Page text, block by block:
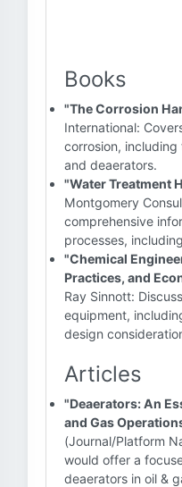
Books
"The Corrosion
International:
corrosion,
and deaerators.
"Water Treatment
Montgomery
comprehensive
processes,
"Chemical
Practices, and
Ray Sinnott:
equipment,
design
Articles
"Deaerators: An
and Gas
(Journal/Platform
would offer a
deaerators in oil &